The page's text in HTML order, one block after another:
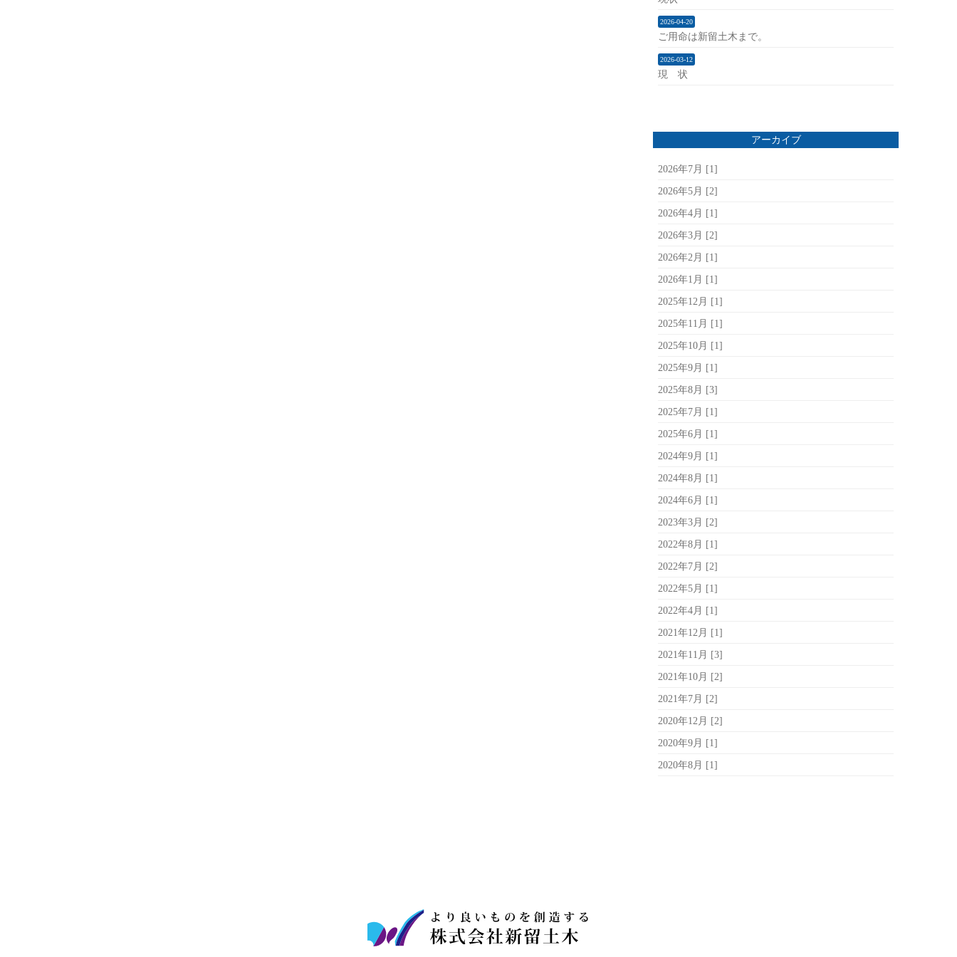
2026-04-20
ご用命は新留土木まで。
2026-03-12
現 状
アーカイブ
2026年7月 [1]
2026年5月 [2]
2026年4月 [1]
2026年3月 [2]
2026年2月 [1]
2026年1月 [1]
2025年12月 [1]
2025年11月 [1]
2025年10月 [1]
2025年9月 [1]
2025年8月 [3]
2025年7月 [1]
2025年6月 [1]
2024年9月 [1]
2024年8月 [1]
2024年6月 [1]
2023年3月 [2]
2022年8月 [1]
2022年7月 [2]
2022年5月 [1]
2022年4月 [1]
2021年12月 [1]
2021年11月 [3]
2021年10月 [2]
2021年7月 [2]
2020年12月 [2]
2020年9月 [1]
2020年8月 [1]